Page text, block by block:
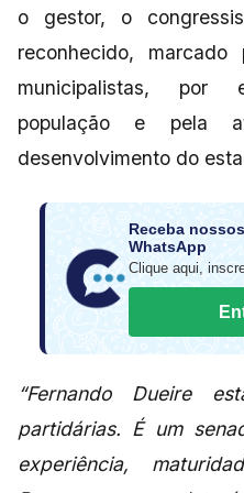
o gestor, o
reconhecido,
municipalistas, por
população e pela
desenvolvimento do
Receba
WhatsApp
Clique aqui,
“Fernando Dueire
partidárias. É um
experiência,